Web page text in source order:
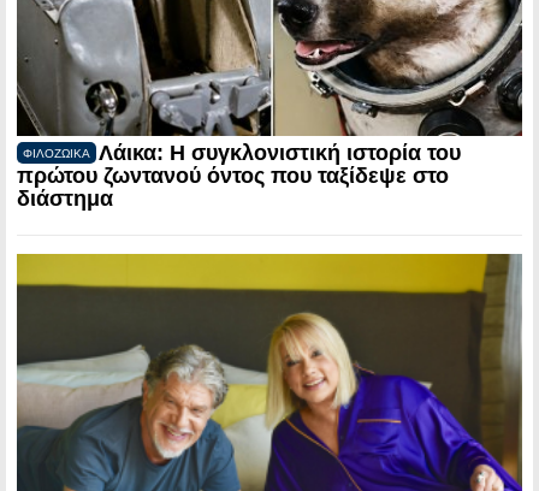
ΦΙΛΟΖΩΙΚΑ
Λάικα: Η συγκλονιστική ιστορία του
πρώτου ζωντανού όντος που ταξίδεψε στο
διάστημα